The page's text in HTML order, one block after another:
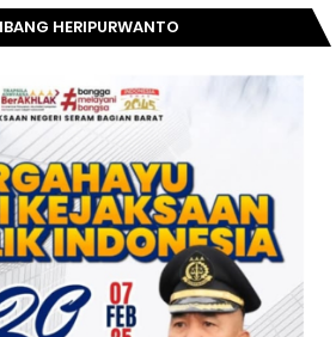
HERIPURWANTO
TAHUN.